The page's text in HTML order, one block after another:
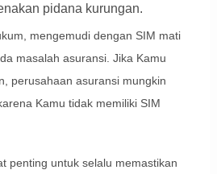
pidana kurungan.
mengemudi dengan SIM mati
masalah asuransi. Jika Kamu
perusahaan asuransi mungkin
Kamu tidak memiliki SIM
penting untuk selalu memastikan